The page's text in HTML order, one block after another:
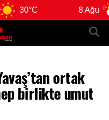
30°C 8 Ağu
ortak
birlikte umut